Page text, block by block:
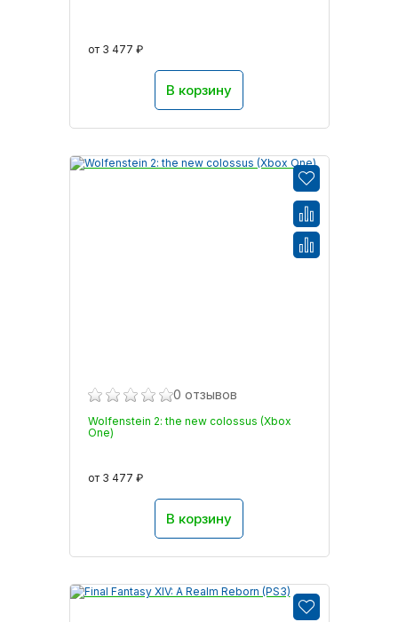
от 3 477 ₽
В корзину
0 отзывов
Wolfenstein 2: the new colossus (Xbox
One)
от 3 477 ₽
В корзину